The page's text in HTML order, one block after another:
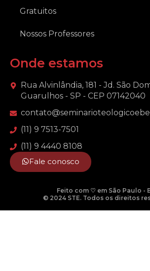
Gratuitos
Nossos Professores
Onde estamos
Rua Alvinlândia, 181 - Jd. São
Guarulhos - SP - CEP 07142040
(11) 9 7513-7501
(11) 9 4440 8108
Fale conosco
Feito com ♡ em São Paulo -
© 2024 STE. Todos os direitos